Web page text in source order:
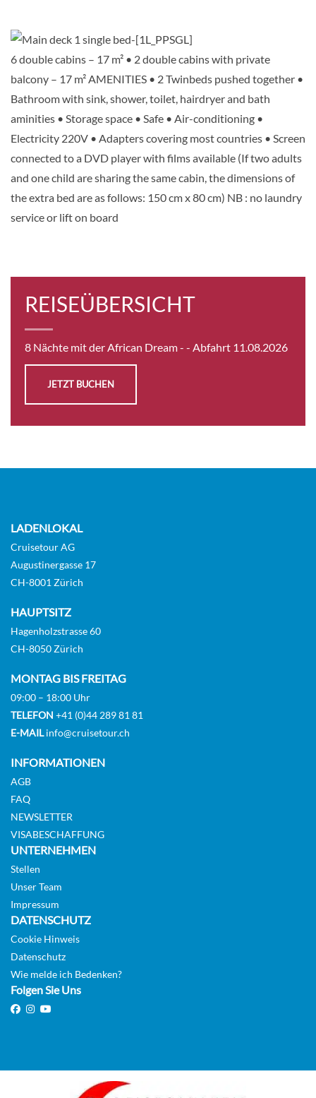
AUSWÄHLEN
KABINE
ANFRAGEN
Main deck 2 beds-[GLS_PP]
Aussenkabine
GUAR
Balkonkabine
6 double cabins – 17 m² • 2 double cabins with private
balcony – 17 m² AMENITIES • 2 Twinbeds pushed together •
Bathroom with sink, shower, toilet, hairdryer and bath
aminities • Storage space • Safe • Air-conditioning •
Electricity 220V • Adapters covering most countries • Screen
connected to a DVD player with films available (If two adults
and one child are sharing the same cabin, the dimensions of
the extra bed are as follows: 150 cm x 80 cm) NB : no laundry
service or lift on board
REISEÜBERSICHT
8 Nächte mit der African Dream - - Abfahrt 11.08.2026
JETZT BUCHEN
LADENLOKAL
Cruisetour AG
Augustinergasse 17
CH-8001 Zürich
HAUPTSITZ
Hagenholzstrasse 60
CH-8050 Zürich
MONTAG BIS FREITAG
09:00 – 18:00 Uhr
TELEFON +41 (0)44 289 81 81
E-MAILinfo@cruisetour.ch
INFORMATIONEN
AGB
FAQ
NEWSLETTER
VISABESCHAFFUNG
UNTERNEHMEN
Stellen
Unser Team
Impressum
DATENSCHUTZ
Cookie Hinweis
Datenschutz
Wie melde ich Bedenken?
Folgen Sie Uns